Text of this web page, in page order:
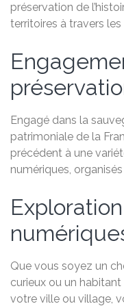
préservation de
territoires à travers
Engagé dans la
patrimoniale de la
précédent à une
numériques,
Que vous soyez un
curieux ou un habitant
votre ville ou village,